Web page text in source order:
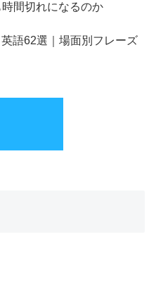
間切れになるのか
語62選｜場面別フレーズ